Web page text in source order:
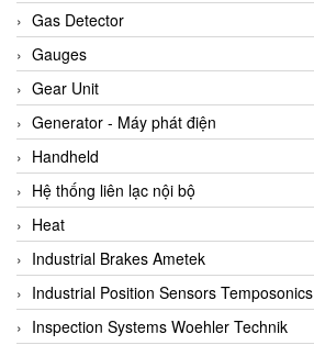
ARCA Regler
Arcos Hydraulik
Ardetem-Sfere-Vietnam
Argal
AS ENERGI
ASCO CO2
Asker
AT2E
ATC Pneumatic
ATEX System
Gas Detector
Gauges
Gear Unit
Generator - Máy phát điện
Handheld
Hệ thống liên lạc nội bộ
Heat
Industrial Brakes Ametek
Industrial Position Sensors Temposonics
Inspection Systems Woehler Technik